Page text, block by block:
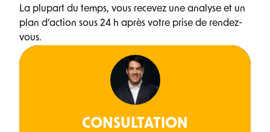
La plupart du temps, vous recevez une analyse et un
plan d’action sous 24 h après votre prise de rendez-
vous.
CONSULTATION